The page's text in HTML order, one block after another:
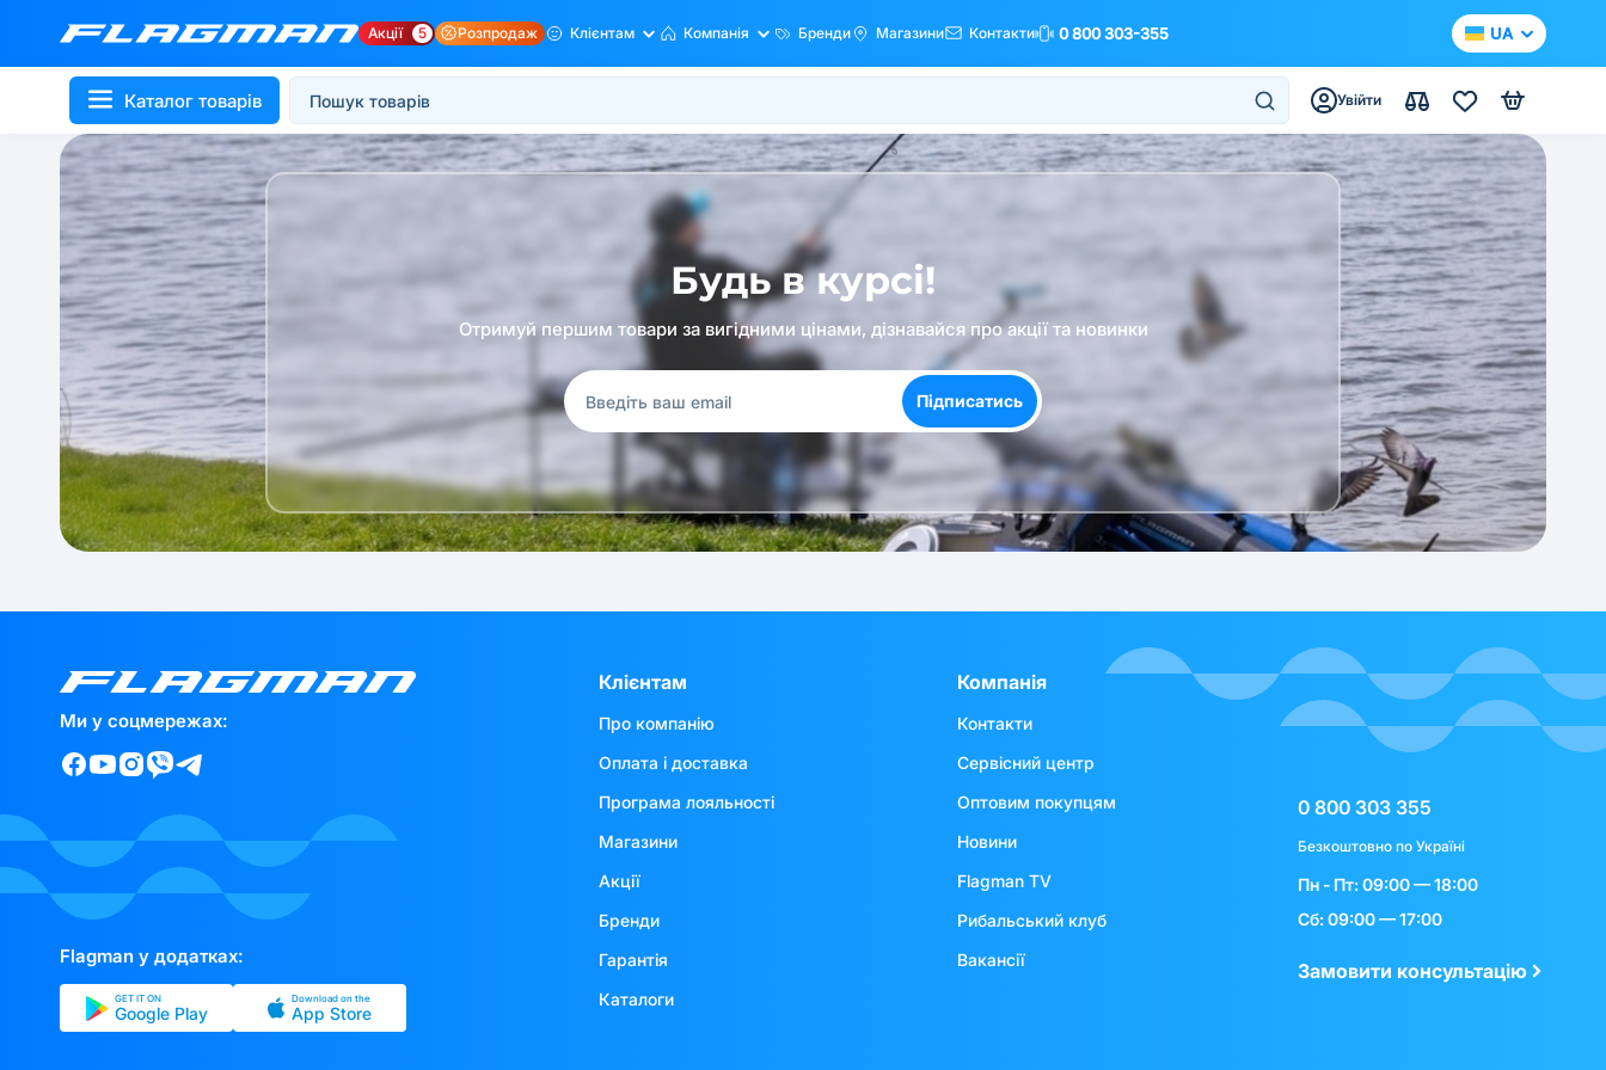
Акції 5 Розпродаж Клієнтам Компанія Бренди Магазини Контакти 0 800 303-355 UA
Каталог товарів Увійти
Будь в курсі!
Отримуй першим товари за вигідними цінами, дізнавайся про акції та новинки
Підписатись
Ми у соцмережах:
Flagman у додатках:
GET IT ON
Google Play
Download on the
App Store
Клієнтам
Про компанію
Оплата і доставка
Програма лояльності
Магазини
Акції
Бренди
Гарантія
Каталоги
Компанія
Контакти
Сервісний центр
Оптовим покупцям
Новини
Flagman TV
Рибальський клуб
Вакансії
0 800 303 355
Безкоштовно по Україні
Пн - Пт: 09:00 — 18:00
Сб: 09:00 — 17:00
Замовити консультацію